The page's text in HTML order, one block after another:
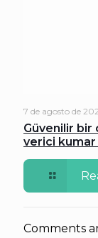
7 de agosto de
Güvenilir bir
verici
Comments